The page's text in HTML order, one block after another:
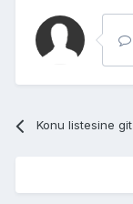
Konu listesine git